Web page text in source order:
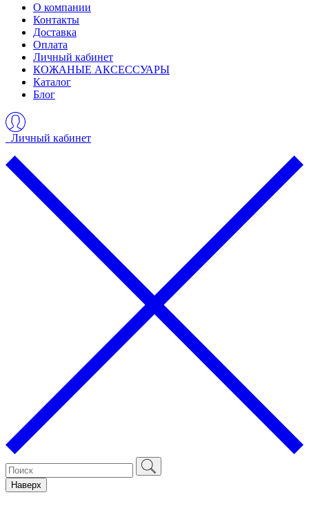
О компании
Контакты
Доставка
Оплата
Личный кабинет
КОЖАНЫЕ АКСЕССУАРЫ
Каталог
Блог
Личный кабинет
Наверх